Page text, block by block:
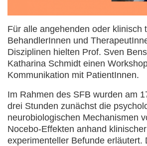
Für alle angehenden oder klinisch
BehandlerInnen und
Disziplinen hielten Prof. Sven
Katharina Schmidt einen
Kommunikation mit PatientInnen.
Im Rahmen des SFB wurden am
drei Stunden zunächst die
neurobiologischen Mechanismen
Nocebo-Effekten anhand
experimenteller Befunde erläutert.